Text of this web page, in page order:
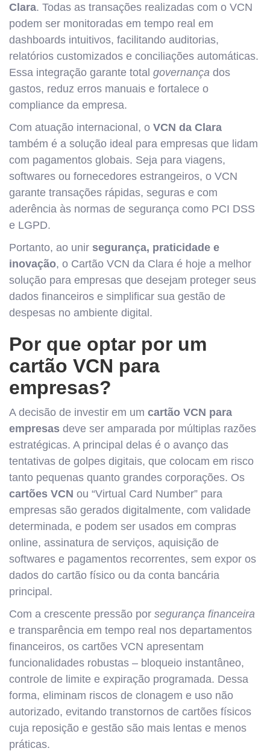
Clara. Todas as transações realizadas com o VCN
podem ser monitoradas em tempo real em
dashboards intuitivos, facilitando auditorias,
relatórios customizados e conciliações automáticas.
Essa integração garante total governança dos
gastos, reduz erros manuais e fortalece o
compliance da empresa.
Com atuação internacional, o VCN da Clara
também é a solução ideal para empresas que lidam
com pagamentos globais. Seja para viagens,
softwares ou fornecedores estrangeiros, o VCN
garante transações rápidas, seguras e com
aderência às normas de segurança como PCI DSS
e LGPD.
Portanto, ao unir segurança, praticidade e
inovação, o Cartão VCN da Clara é hoje a melhor
solução para empresas que desejam proteger seus
dados financeiros e simplificar sua gestão de
despesas no ambiente digital.
Por que optar por um
cartão VCN para
empresas?
A decisão de investir em um cartão VCN para
empresas deve ser amparada por múltiplas razões
estratégicas. A principal delas é o avanço das
tentativas de golpes digitais, que colocam em risco
tanto pequenas quanto grandes corporações. Os
cartões VCN ou “Virtual Card Number” para
empresas são gerados digitalmente, com validade
determinada, e podem ser usados em compras
online, assinatura de serviços, aquisição de
softwares e pagamentos recorrentes, sem expor os
dados do cartão físico ou da conta bancária
principal.
Com a crescente pressão por segurança financeira
e transparência em tempo real nos departamentos
financeiros, os cartões VCN apresentam
funcionalidades robustas – bloqueio instantâneo,
controle de limite e expiração programada. Dessa
forma, eliminam riscos de clonagem e uso não
autorizado, evitando transtornos de cartões físicos
cuja reposição e gestão são mais lentas e menos
práticas.